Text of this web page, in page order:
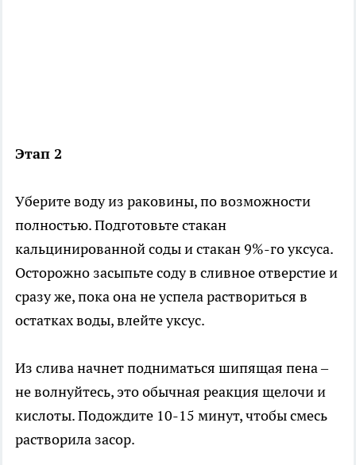
Этап 2
Уберите воду из раковины, по возможности
полностью. Подготовьте стакан
кальцинированной соды и стакан 9%-го уксуса.
Осторожно засыпьте соду в сливное отверстие и
сразу же, пока она не успела раствориться в
остатках воды, влейте уксус.
Из слива начнет подниматься шипящая пена –
не волнуйтесь, это обычная реакция щелочи и
кислоты. Подождите 10-15 минут, чтобы смесь
растворила засор.